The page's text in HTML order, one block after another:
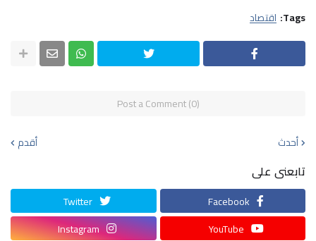
Tags: اقتصاد
Post a Comment (0)
أحدث أقدم
تابعنى على
Facebook
Twitter
YouTube
Instagram